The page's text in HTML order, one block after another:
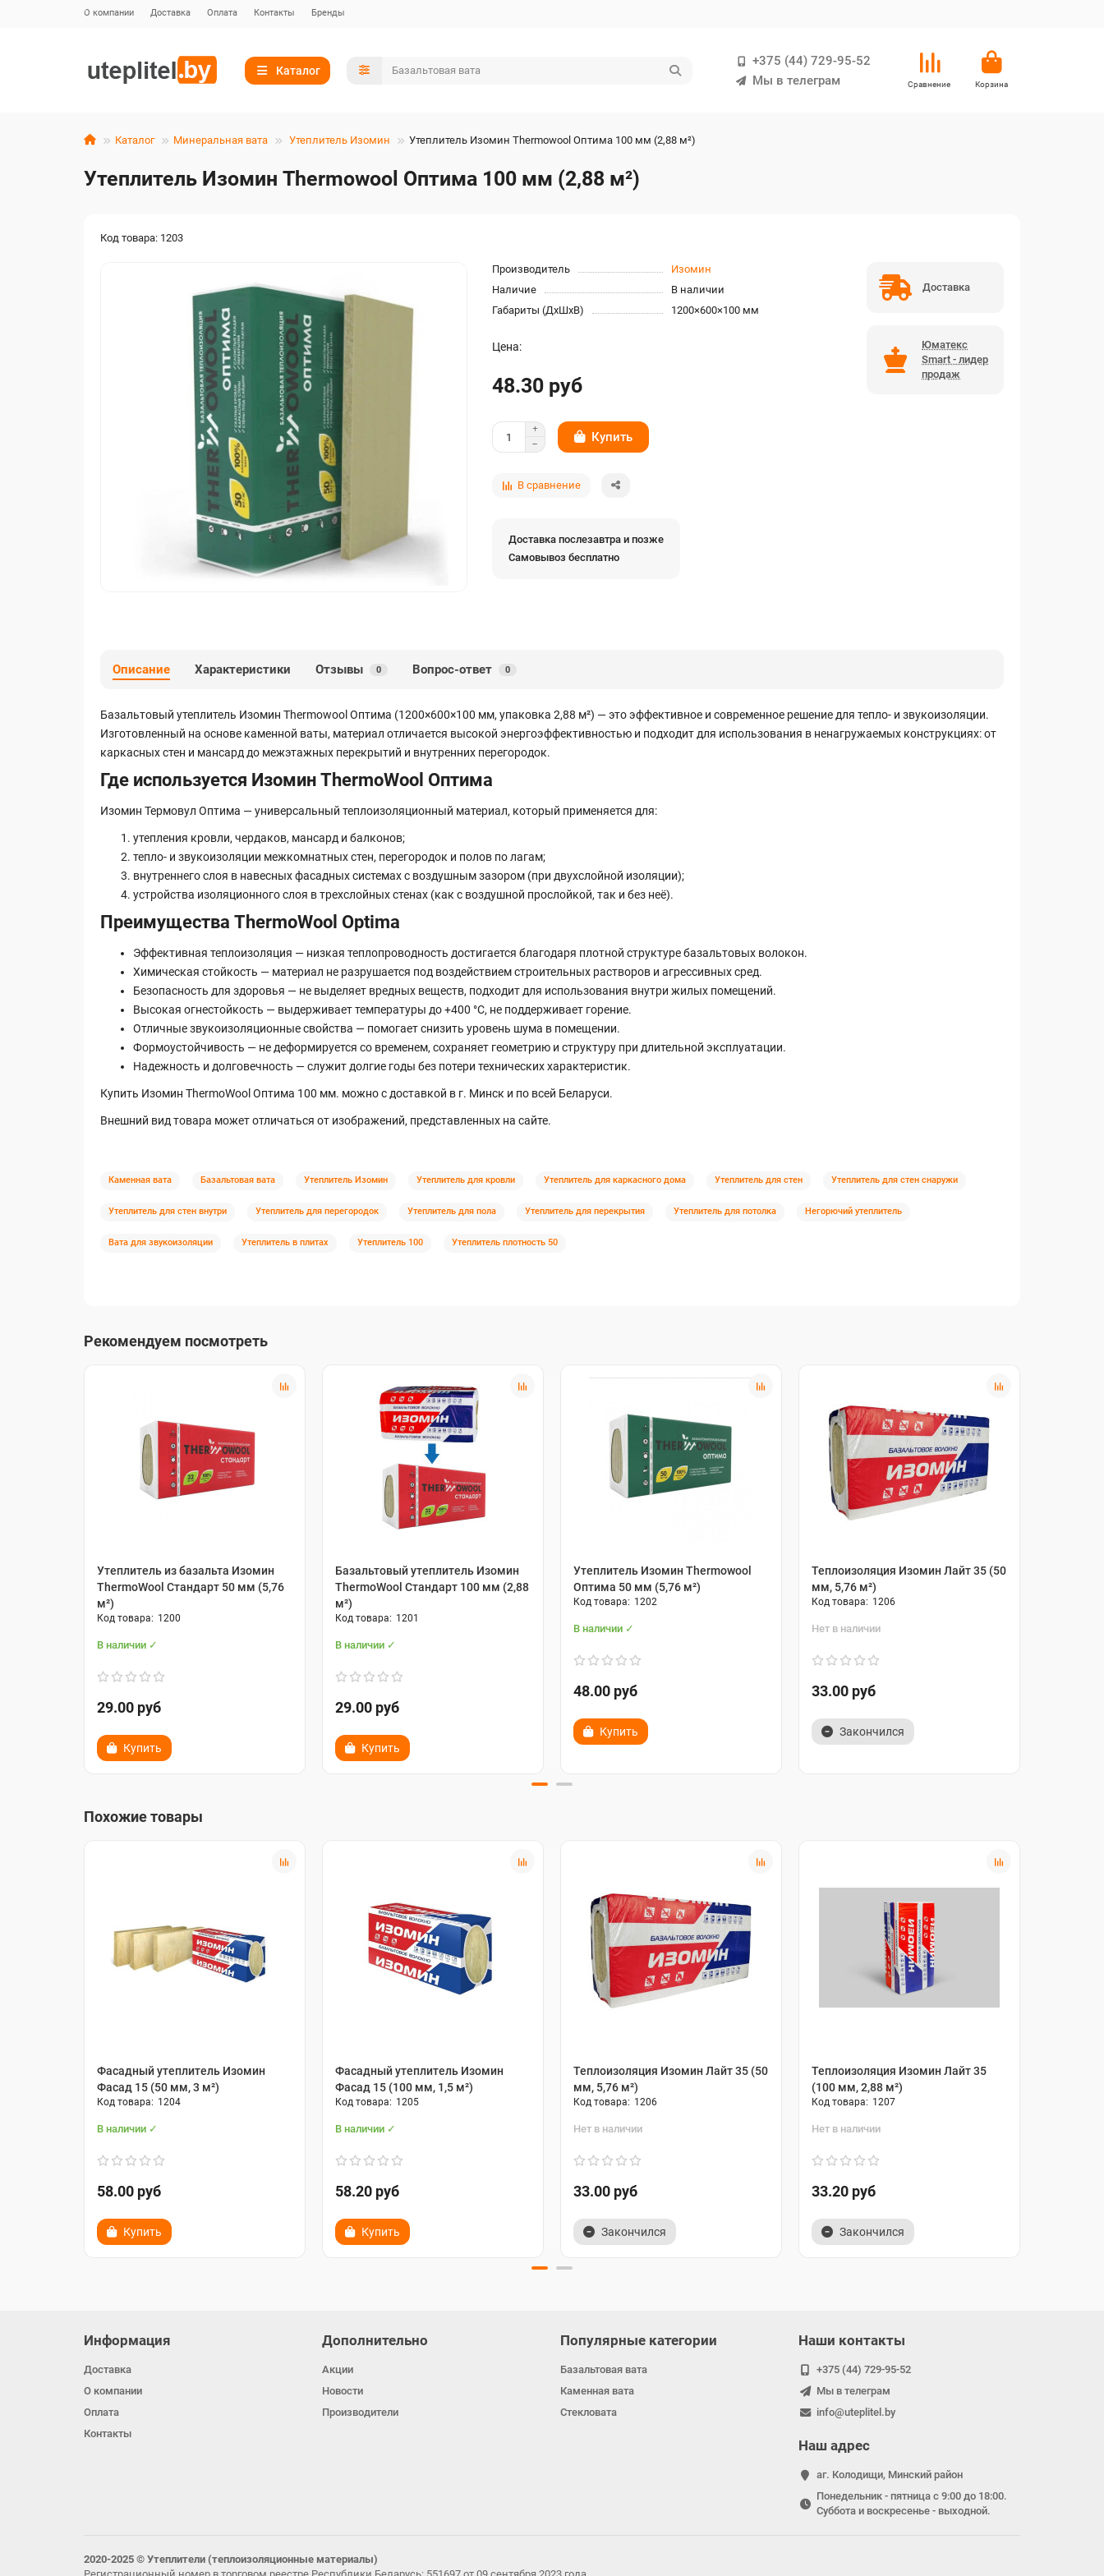
О компании Доставка Оплата Контакты Бренды
Каталог
+375 (44) 729-95-52
Мы в телеграм
Сравнение Корзина
Каталог Минеральная вата Утеплитель Изомин Утеплитель Изомин Thermowool Оптима 100 мм (2,88 м²)
Утеплитель Изомин Thermowool Оптима 100 мм (2,88 м²)
Код товара: 1203
Производитель
Изомин
Наличие
В наличии
Габариты (ДхШхВ)
1200×600×100 мм
Цена:
48.30 руб
Купить
В сравнение
Доставка послезавтра и позже
Самовывоз бесплатно
Доставка
Юматекс
Smart - лидер
продаж
Описание Характеристики Отзывы 0 Вопрос-ответ 0
Базальтовый утеплитель Изомин Thermowool Оптима (1200×600×100 мм, упаковка 2,88 м²) — это эффективное и современное решение для тепло- и звукоизоляции.
Изготовленный на основе каменной ваты, материал отличается высокой энергоэффективностью и подходит для использования в ненагружаемых конструкциях: от
каркасных стен и мансард до межэтажных перекрытий и внутренних перегородок.
Где используется Изомин ThermoWool Оптима
Изомин Термовул Оптима — универсальный теплоизоляционный материал, который применяется для:
утепления кровли, чердаков, мансард и балконов;
тепло- и звукоизоляции межкомнатных стен, перегородок и полов по лагам;
внутреннего слоя в навесных фасадных системах с воздушным зазором (при двухслойной изоляции);
устройства изоляционного слоя в трехслойных стенах (как с воздушной прослойкой, так и без неё).
Преимущества ThermoWool Optima
Эффективная теплоизоляция — низкая теплопроводность достигается благодаря плотной структуре базальтовых волокон.
Химическая стойкость — материал не разрушается под воздействием строительных растворов и агрессивных сред.
Безопасность для здоровья — не выделяет вредных веществ, подходит для использования внутри жилых помещений.
Высокая огнестойкость — выдерживает температуры до +400 °C, не поддерживает горение.
Отличные звукоизоляционные свойства — помогает снизить уровень шума в помещении.
Формоустойчивость — не деформируется со временем, сохраняет геометрию и структуру при длительной эксплуатации.
Надежность и долговечность — служит долгие годы без потери технических характеристик.
Купить Изомин ThermoWool Оптима 100 мм. можно с доставкой в г. Минск и по всей Беларуси.
Внешний вид товара может отличаться от изображений, представленных на сайте.
Каменная вата Базальтовая вата Утеплитель Изомин Утеплитель для кровли Утеплитель для каркасного дома Утеплитель для стен Утеплитель для стен снаружи
Утеплитель для стен внутри Утеплитель для перегородок Утеплитель для пола Утеплитель для перекрытия Утеплитель для потолка Негорючий утеплитель
Вата для звукоизоляции Утеплитель в плитах Утеплитель 100 Утеплитель плотность 50
Рекомендуем посмотреть
Утеплитель из базальта Изомин
ThermoWool Стандарт 50 мм (5,76
м²)
1200
В наличии ✓
29.00 руб
Купить
Базальтовый утеплитель Изомин
ThermoWool Стандарт 100 мм (2,88
м²)
1201
В наличии ✓
29.00 руб
Купить
Утеплитель Изомин Thermowool
Оптима 50 мм (5,76 м²)
1202
В наличии ✓
48.00 руб
Купить
Теплоизоляция Изомин Лайт 35 (50
мм, 5,76 м²)
1206
Нет в наличии
33.00 руб
Закончился
Похожие товары
Фасадный утеплитель Изомин
Фасад 15 (50 мм, 3 м²)
1204
В наличии ✓
58.00 руб
Купить
Фасадный утеплитель Изомин
Фасад 15 (100 мм, 1,5 м²)
1205
В наличии ✓
58.20 руб
Купить
Теплоизоляция Изомин Лайт 35 (50
мм, 5,76 м²)
1206
Нет в наличии
33.00 руб
Закончился
Теплоизоляция Изомин Лайт 35
(100 мм, 2,88 м²)
1207
Нет в наличии
33.20 руб
Закончился
Информация
Доставка
О компании
Оплата
Контакты
Дополнительно
Акции
Новости
Производители
Популярные категории
Базальтовая вата
Каменная вата
Стекловата
Наши контакты
+375 (44) 729-95-52
Мы в телеграм
info@uteplitel.by
Наш адрес
аг. Колодищи, Минский район
Понедельник - пятница с 9:00 до 18:00.
Суббота и воскресенье - выходной.
2020-2025 © Утеплители (теплоизоляционные материалы)